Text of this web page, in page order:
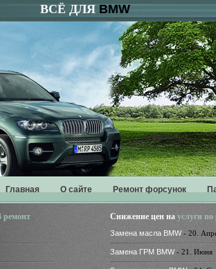
ВСЁ ДЛЯ BMW
Главная О сайте Ремонт форсунок
Снижение цен на услуги
Замена масла BMW- 20.
Замена ГРМ BMW- 21. Июня